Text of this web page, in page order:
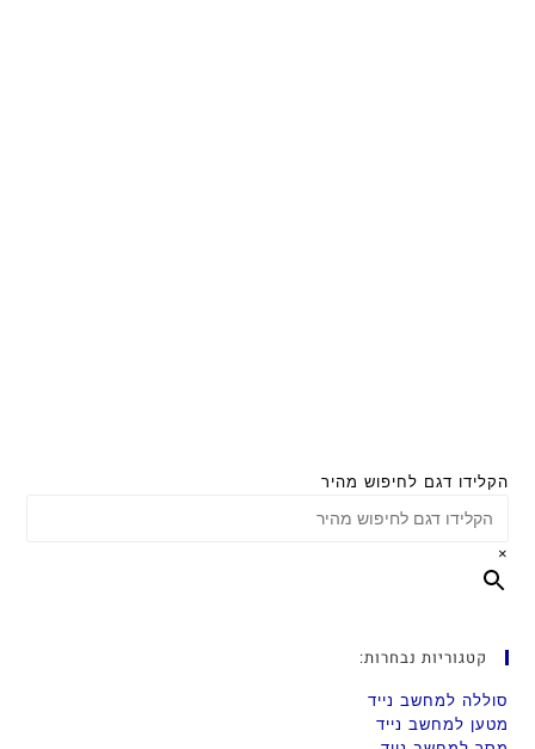
הקלידו דגם לחיפוש מהיר
×
קטגוריות נבחרות:
סוללה למחשב נייד
מטען למחשב נייד